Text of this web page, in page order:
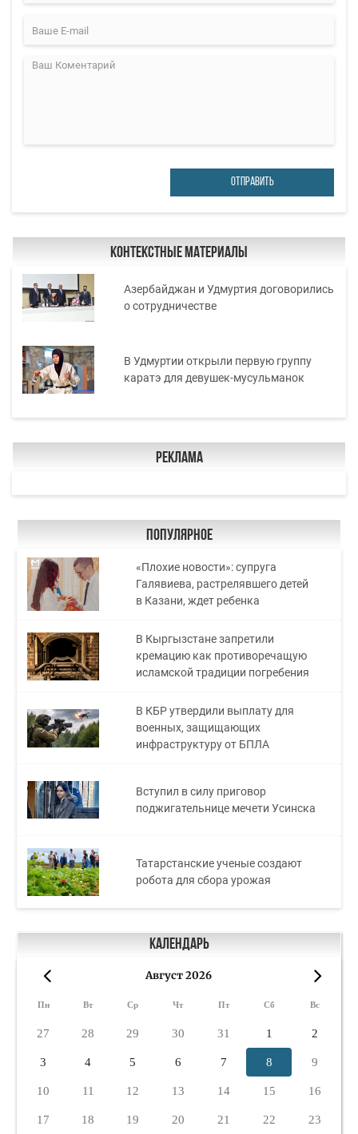
ОТПРАВИТЬ
Контекстные материалы
Азербайджан и Удмуртия договорились
о сотрудничестве
В Удмуртии открыли первую группу
каратэ для девушек-мусульманок
Реклама
Популярное
«Плохие новости»: супруга
Галявиева, растрелявшего детей
в Казани, ждет ребенка
В Кыргызстане запретили
кремацию как противоречащую
исламской традиции погребения
В КБР утвердили выплату для
военных, защищающих
инфраструктуру от БПЛА
Вступил в силу приговор
поджигательнице мечети Усинска
Татарстанские ученые создают
робота для сбора урожая
Календарь
Август 2026
Пн Вт Ср Чт Пт Сб Вс
27 28 29 30 31 1 2
3 4 5 6 7 8 9
10 11 12 13 14 15 16
17 18 19 20 21 22 23